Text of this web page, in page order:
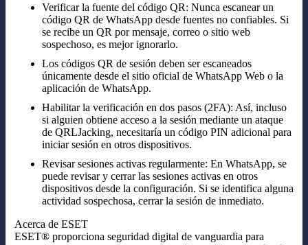
Verificar la fuente del código QR: Nunca escanear un
código QR de WhatsApp desde fuentes no confiables. Si
se recibe un QR por mensaje, correo o sitio web
sospechoso, es mejor ignorarlo.
Los códigos QR de sesión deben ser escaneados
únicamente desde el sitio oficial de WhatsApp Web o la
aplicación de WhatsApp.
Habilitar la verificación en dos pasos (2FA): Así, incluso
si alguien obtiene acceso a la sesión mediante un ataque
de QRLJacking, necesitaría un código PIN adicional para
iniciar sesión en otros dispositivos.
Revisar sesiones activas regularmente: En WhatsApp, se
puede revisar y cerrar las sesiones activas en otros
dispositivos desde la configuración. Si se identifica alguna
actividad sospechosa, cerrar la sesión de inmediato.
Acerca de ESET
ESET® proporciona seguridad digital de vanguardia para